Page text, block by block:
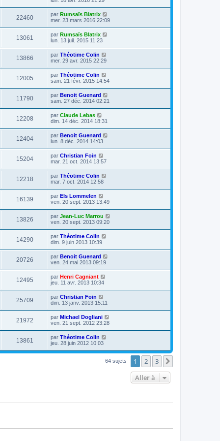
22460 par Rumsaïs Blatrix
mer. 23 mars 2016 22:09
13061 par Rumsaïs Blatrix
lun. 13 juil. 2015 11:23
13866 par Théotime Colin
mer. 29 avr. 2015 22:29
12005 par Théotime Colin
sam. 21 févr. 2015 14:54
11790 par Benoit Guenard
sam. 27 déc. 2014 02:21
12208 par Claude Lebas
dim. 14 déc. 2014 18:31
12404 par Benoit Guenard
lun. 8 déc. 2014 14:03
15204 par Christian Foin
mar. 21 oct. 2014 13:57
12218 par Théotime Colin
mar. 7 oct. 2014 12:58
16139 par Els Lommelen
ven. 20 sept. 2013 13:49
13826 par Jean-Luc Marrou
ven. 20 sept. 2013 09:20
14290 par Théotime Colin
dim. 9 juin 2013 10:39
20726 par Benoit Guenard
ven. 24 mai 2013 09:19
12495 par Henri Cagniant
jeu. 11 avr. 2013 10:34
25709 par Christian Foin
dim. 13 janv. 2013 15:11
21972 par Michael Dogliani
ven. 21 sept. 2012 23:28
13861 par Théotime Colin
jeu. 28 juin 2012 10:03
64 sujets 1 2 3
Aller à